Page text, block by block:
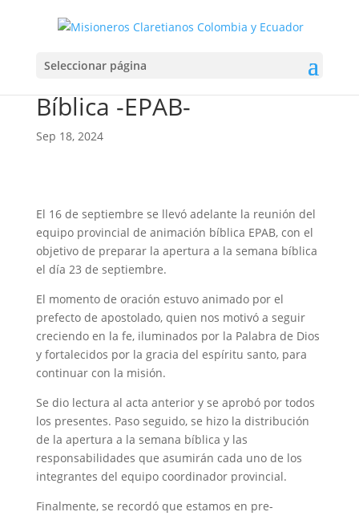
Seleccionar página
Reunión Equipo
Provincial de Animación
Bíblica -EPAB-
Sep 18, 2024
El 16 de septiembre se llevó adelante la reunión del
equipo provincial de animación bíblica EPAB, con el
objetivo de preparar la apertura a la semana bíblica
el día 23 de septiembre.
El momento de oración estuvo animado por el
prefecto de apostolado, quien nos motivó a seguir
creciendo en la fe, iluminados por la Palabra de Dios
y fortalecidos por la gracia del espíritu santo, para
continuar con la misión.
Se dio lectura al acta anterior y se aprobó por todos
los presentes. Paso seguido, se hizo la distribución
de la apertura a la semana bíblica y las
responsabilidades que asumirán cada uno de los
integrantes del equipo coordinador provincial.
Finalmente, se recordó que estamos en pre-